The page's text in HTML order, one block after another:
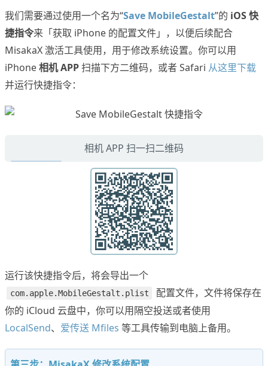
我们需要通过使用一个名为“Save MobileGestalt”的 iOS 快
捷指令来「获取 iPhone 的配置文件」，以便后续配合
MisakaX 激活工具使用，用于修改系统设置。你可以用
iPhone相机 APP扫描下方二维码，或者 Safari 从这里下载
并运行快捷指令：
相机 APP 扫一扫二维码
运行该快捷指令后，将会导出一个
com.apple.MobileGestalt.plist
配置文件，文件将保存在
你的 iCloud 云盘中，你可以用隔空投送或者使用
LocalSend、 爱传送 Mfiles 等工具传输到电脑上备用。